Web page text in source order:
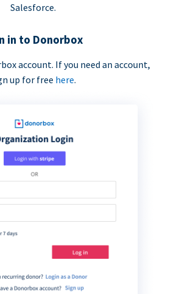
Salesforce.
in to Donorbox
account. If you need an account,
up for free here.